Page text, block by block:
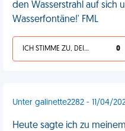
den Wasserstrahl auf sich
Wasserfontäne!' FML
ICH STIMME ZU, DEIN LEBEN IST SCHEISSE 0
Unter galinette2282 - 11/04/
Heute sagte ich zu